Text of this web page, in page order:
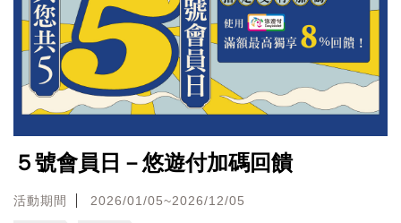
５號會員日－悠遊付加碼回饋
活動期間 2026/01/05~2026/12/05